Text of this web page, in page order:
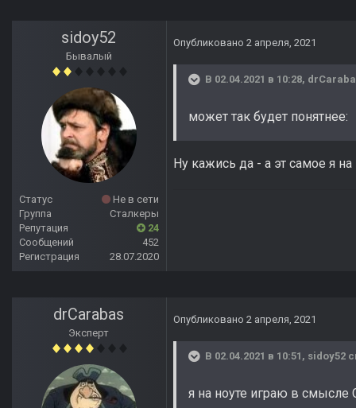
sidoy52
Бывалый
Статус
Не в сети
Группа
Сталкеры
Репутация
24
Сообщений
452
Регистрация
28.07.2020
Опубликовано 2 апреля, 2021
В 02.04.2021 в 10:28,
может так будет понятнее:
Ну кажись да - а эт самое я
drCarabas
Эксперт
Опубликовано 2 апреля, 2021
В 02.04.2021 в 10:51, sidoy52
я на ноуте играю в смысле